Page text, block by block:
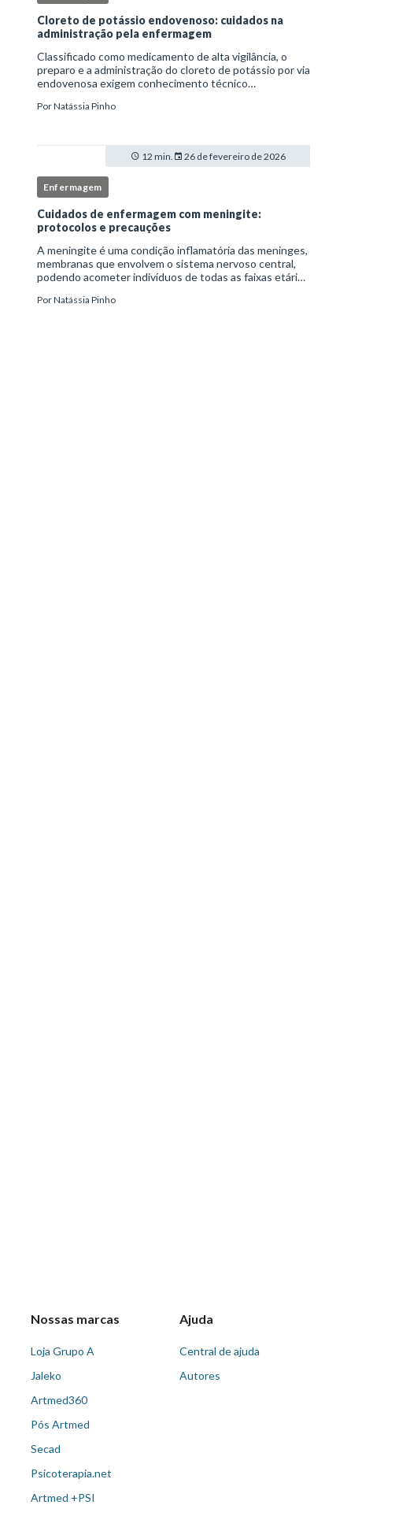
Cloreto de potássio endovenoso: cuidados na
administração pela enfermagem
Classificado como medicamento de alta vigilância, o
preparo e a administração do cloreto de potássio por via
endovenosa exigem conhecimento técnico
institucionais e atuação criteriosa da equipe de
PorNatássia Pinho
12 min. 26 de fevereiro de 2026
Enfermagem
Cuidados de enfermagem com meningite:
protocolos e precauções
A meningite é uma condição inflamatória das meninges,
membranas que envolvem o sistema nervoso central,
podendo acometer indivíduos de todas as faixas etárias
autolimitados até situações de extrem
PorNatássia Pinho
Nossas marcas
Loja Grupo A
Jaleko
Artmed360
Pós Artmed
Secad
Psicoterapia.net
Artmed +PSI
Ajuda
Central de ajuda
Autores